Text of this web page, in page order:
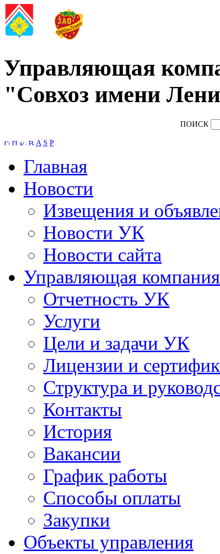
Управляющая
"Совхоз имени
ПОИСК
A S P
Главная
Новости
Извещения и
Новости УК
Новости сайта
Управляющая компания
Отчетность УК
Услуги
Цели и задачи УК
Лицензии и
Структура и
Контакты
История
Вакансии
График работы
Способы оплаты
Закупки
Объекты управления